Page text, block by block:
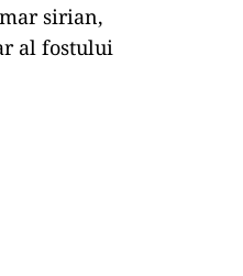
sirian,
al fostului